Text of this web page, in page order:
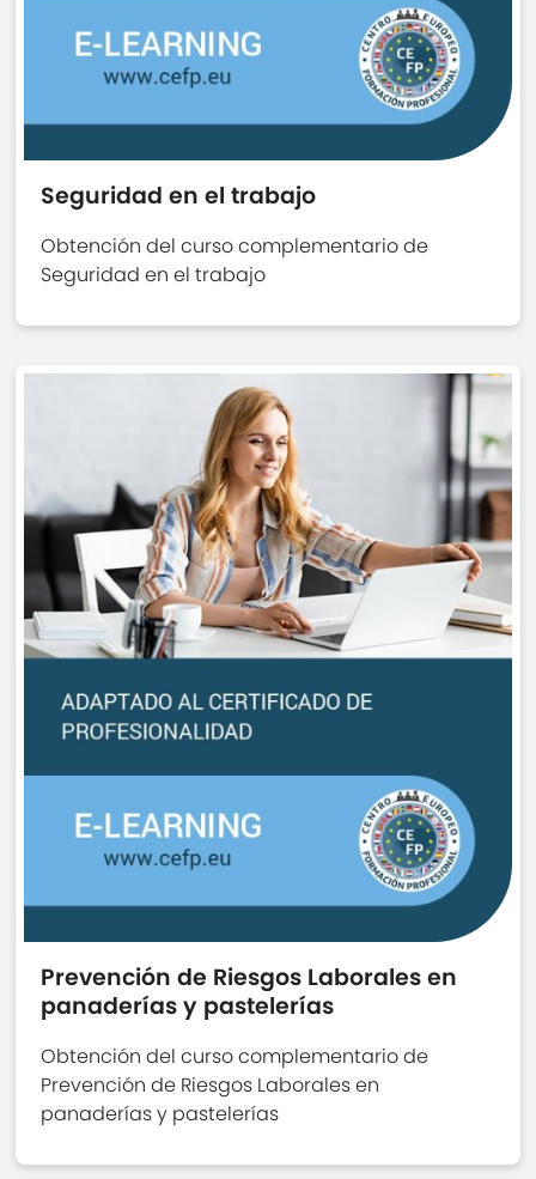
Seguridad en el trabajo
Obtención del curso complementario de
Seguridad en el trabajo
Prevención de Riesgos Laborales en
panaderías y pastelerías
Obtención del curso complementario de
Prevención de Riesgos Laborales en
panaderías y pastelerías